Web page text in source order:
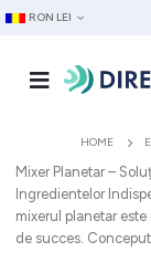
RON LEI
HOME
Mixer Planetar –
Ingredientelor
mixerul planetar
de succes.